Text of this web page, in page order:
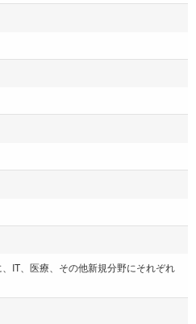
IT、医療、その他新規分野にそれぞれ